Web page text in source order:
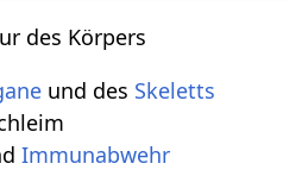
des Körpers
und des Skeletts
Immunabwehr